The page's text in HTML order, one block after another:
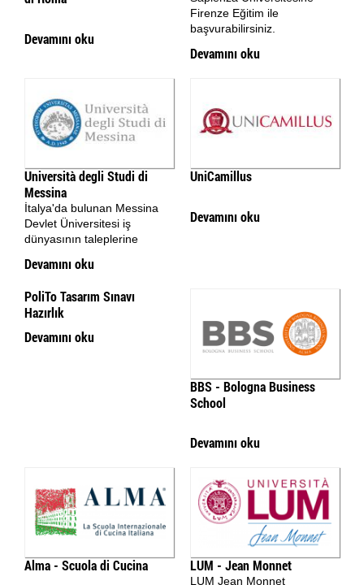
Devamını oku
Firenze Eğitim ile
başvurabilirsiniz.
Devamını oku
Università degli Studi di
Messina
İtalya'da bulunan Messina
Devlet Üniversitesi iş
dünyasının taleplerine
Devamını oku
UniCamillus
Devamını oku
PoliTo Tasarım Sınavı
Hazırlık
Devamını oku
BBS - Bologna Business
School
Devamını oku
Alma - Scuola di Cucina LUM - Jean Monnet
LUM Jean Monnet